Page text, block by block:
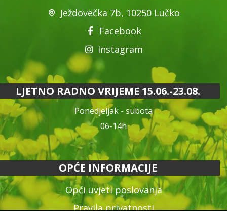
Ježdovečka 7b, 10250 Lučko
Facebook
Instagram
LJETNO RADNO VRIJEME 15.06.-23.08.
Ponedjeljak - subota
06-14h
OPĆE INFORMACIJE
Opći uvjeti poslovanja
Pravila privatnosti